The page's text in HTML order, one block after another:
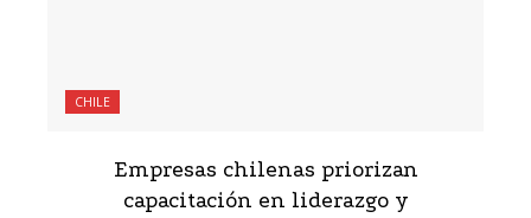
CHILE
Empresas chilenas priorizan
capacitación en liderazgo y